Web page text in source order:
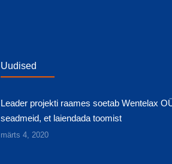
Uudised
Leader projekti raames soetab Wentelax
seadmeid, et laiendada toomist
märts 4, 2020